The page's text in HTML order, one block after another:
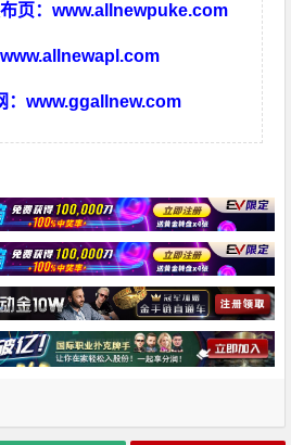
页：www.allnewpuke.com
www.allnewapl.com
：www.ggallnew.com